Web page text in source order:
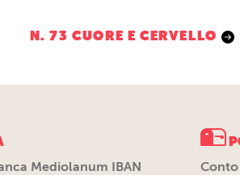
N. 73 CUORE E CERVELLO
Mediolanum IBAN